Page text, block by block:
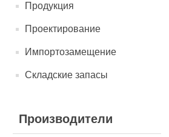
Продукция
Проектирование
Импортозамещение
Складские запасы
Производители